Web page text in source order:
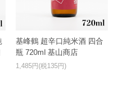
基峰鶴 超辛口純米酒 四合
瓶 720ml 基山商店
1,485円(税135円)